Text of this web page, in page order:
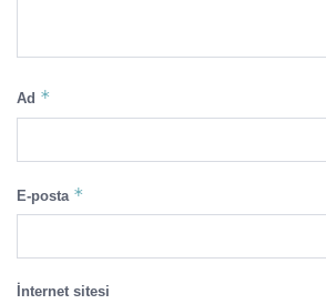
Ad *
E-posta *
İnternet sitesi